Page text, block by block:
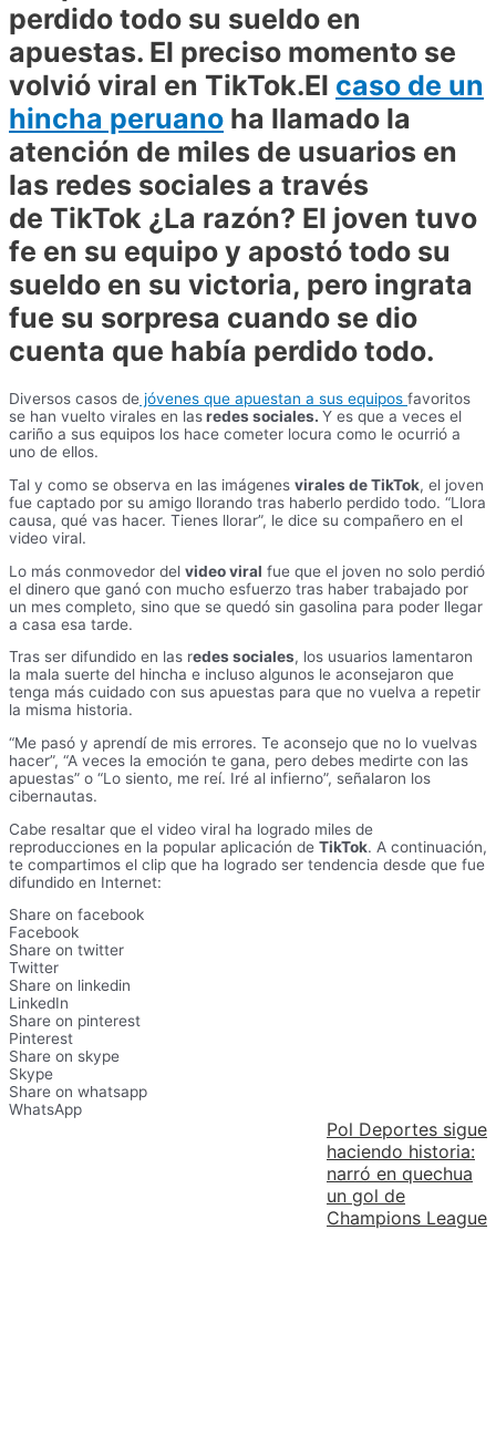
perdido todo su sueldo en
apuestas. El preciso momento se
volvió viral en TikTok.El caso de un
hincha peruano ha llamado la
atención de miles de usuarios en
las redes sociales a través
de TikTok ¿La razón? El joven tuvo
fe en su equipo y apostó todo su
sueldo en su victoria, pero ingrata
fue su sorpresa cuando se dio
cuenta que había perdido todo.
Diversos casos de jóvenes que apuestan a sus equipos favoritos
se han vuelto virales en lasredes sociales. Y es que a veces el
cariño a sus equipos los hace cometer locura como le ocurrió a
uno de ellos.
Tal y como se observa en las imágenes virales de TikTok, el joven
fue captado por su amigo llorando tras haberlo perdido todo. “Llora
causa, qué vas hacer. Tienes llorar”, le dice su compañero en el
video viral.
Lo más conmovedor del video viral fue que el joven no solo perdió
el dinero que ganó con mucho esfuerzo tras haber trabajado por
un mes completo, sino que se quedó sin gasolina para poder llegar
a casa esa tarde.
Tras ser difundido en las redes sociales, los usuarios lamentaron
la mala suerte del hincha e incluso algunos le aconsejaron que
tenga más cuidado con sus apuestas para que no vuelva a repetir
la misma historia.
“Me pasó y aprendí de mis errores. Te aconsejo que no lo vuelvas
hacer”, “A veces la emoción te gana, pero debes medirte con las
apuestas” o “Lo siento, me reí. Iré al infierno”, señalaron los
cibernautas.
Cabe resaltar que el video viral ha logrado miles de
reproducciones en la popular aplicación de TikTok. A continuación,
te compartimos el clip que ha logrado ser tendencia desde que fue
difundido en Internet:
Share on facebook
Facebook
Share on twitter
Twitter
Share on linkedin
LinkedIn
Share on pinterest
Pinterest
Share on skype
Skype
Share on whatsapp
WhatsApp
Pol Deportes sigue
haciendo historia:
narró en quechua
un gol de
Champions League